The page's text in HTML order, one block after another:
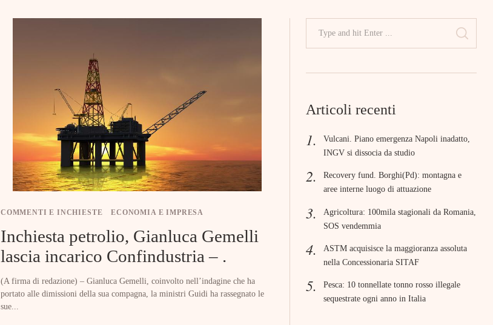
COMMENTI E INCHIESTE ECONOMIA E IMPRESA
Inchiesta petrolio, Gianluca Gemelli
lascia incarico Confindustria – .
(A firma di redazione) – Gianluca Gemelli, coinvolto nell’indagine che ha
portato alle dimissioni della sua compagna, la ministri Guidi ha rassegnato le
sue...
Search
Articoli recenti
Vulcani. Piano emergenza Napoli inadatto,
INGV si dissocia da studio
Recovery fund. Borghi(Pd): montagna e
aree interne luogo di attuazione
Agricoltura: 100mila stagionali da Romania,
SOS vendemmia
ASTM acquisisce la maggioranza assoluta
nella Concessionaria SITAF
Pesca: 10 tonnellate tonno rosso illegale
sequestrate ogni anno in Italia